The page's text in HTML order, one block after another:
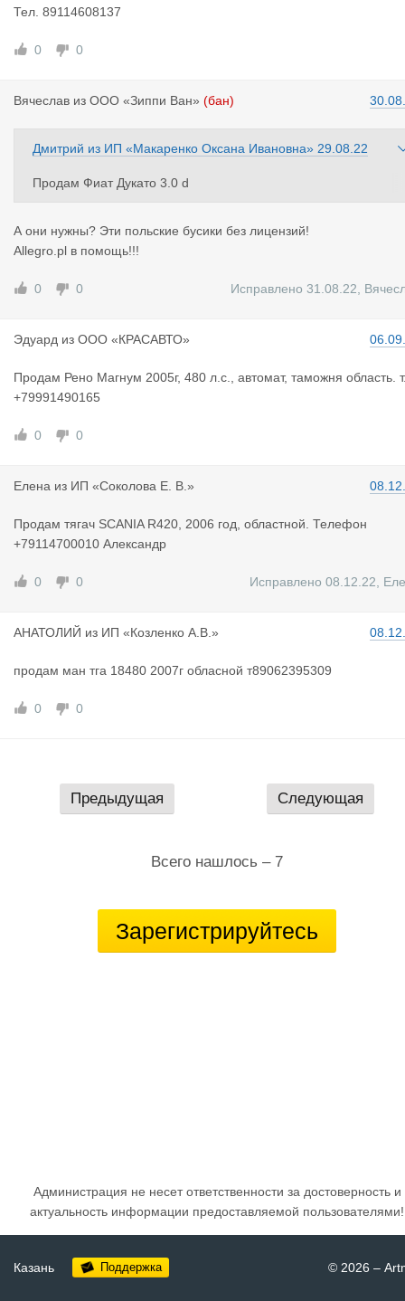
Тел. 89114608137
0 0
Вячеслав из ООО «Зиппи Ван» (бан)
Дмитрий из ИП «Макаренко Оксана Ивановна» 29.08.22
Продам Фиат Дукато 3.0 d
Честная грузоподъемность 1 тонна.
На польских номерах.
Тел. 89114608137
А они нужны? Эти польские бусики без лицензий!
Allegro.pl в помощь!!!
0 0 Исправлено 31.08.22
Эдуард из ООО «КРАСАВТО»
Продам Рено Магнум 2005г, 480 л.с., автомат, таможня область.
+79991490165
0 0
Елена из ИП «Соколова Е. В.»
Продам тягач SCANIA R420, 2006 год, областной. Телефон
+79114700010 Александр
0 0 Исправлено 08.12.22
АНАТОЛИЙ из ИП «Козленко А.В.»
продам ман тга 18480 2007г обласной т89062395309
0 0
Предыдущая Следующая
Всего нашлось – 7
Зарегистрируйтесь
Администрация не несет ответственности за достоверность и
актуальность информации предоставляемой пользователями!
Казань Поддержка © 2026 –